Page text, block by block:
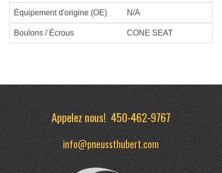
Équipement d'origine (OE) N/A
Boulons / Écrous CONE SEAT
Appelez nous!450-462-9767
info@pneussthubert.com